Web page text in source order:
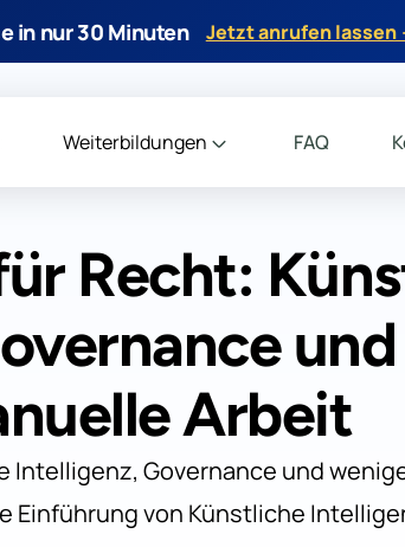
in nur 30 Minuten Jetzt anrufen
Weiterbildungen FAQ
Recht:
Arbeit
Intelligenz, Governance und
Einführung von Künstliche